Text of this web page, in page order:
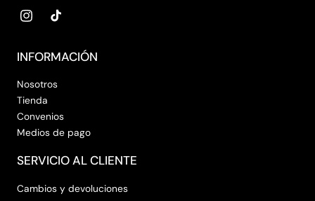
Instagramtiktok
INFORMACIÓN
Nosotros
Tienda
Convenios
Medios de pago
SERVICIO AL CLIENTE
Cambios y devoluciones